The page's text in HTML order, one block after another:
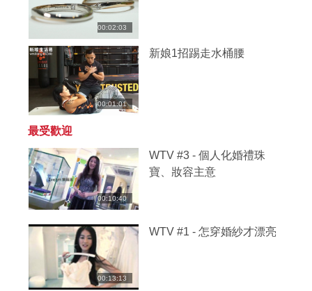
00:02:03
00:01:01
新娘1招踢走水桶腰
最受歡迎
00:10:40
WTV #3 - 個人化婚禮珠
寶、妝容主意
00:13:13
WTV #1 - 怎穿婚紗才漂亮